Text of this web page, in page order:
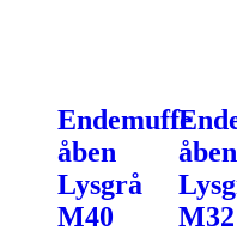
Endemuffe
åben
Lysgrå
M40
åben
M32